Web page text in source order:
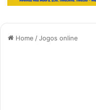
Home /Jogos online